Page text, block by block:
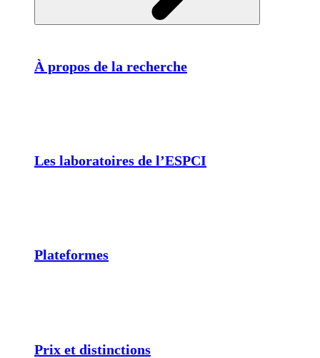
À propos de la recherche
Les laboratoires de l’ESPCI
Plateformes
Prix et distinctions